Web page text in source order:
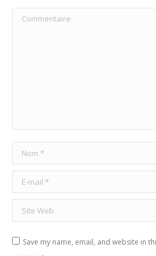
Commentaire
Nom *
E-mail *
Site Web
Save my name, email, and website in